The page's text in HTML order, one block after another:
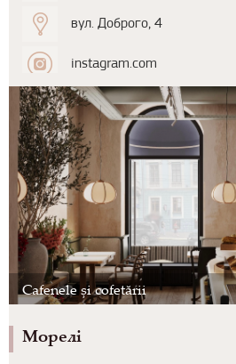
вул. Доброго, 4
instagram.com
Cafenele și cofetării
Морелі